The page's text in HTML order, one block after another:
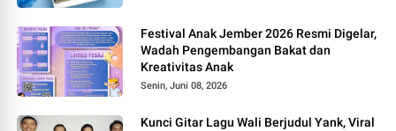
Festival Anak Jember 2026 Resmi Digelar,
Wadah Pengembangan Bakat dan
Kreativitas Anak
Senin, Juni 08, 2026
Kunci Gitar Lagu Wali Berjudul Yank, Viral